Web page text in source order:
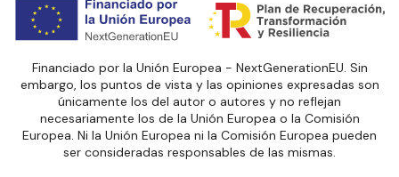
Financiado por la Unión Europea - NextGenerationEU. Sin
embargo, los puntos de vista y las opiniones expresadas son
únicamente los del autor o autores y no reflejan
necesariamente los de la Unión Europea o la Comisión
Europea. Ni la Unión Europea ni la Comisión Europea pueden
ser consideradas responsables de las mismas.